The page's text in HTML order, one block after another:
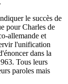
le succès de
pour Charles de
allemande et
l'unification
dans la
Tous leurs
paroles mais